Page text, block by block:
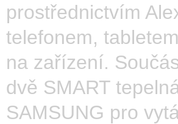
prostřednictvím
telefonem,
na zařízení.
dvě SMART
SAMSUNG pro